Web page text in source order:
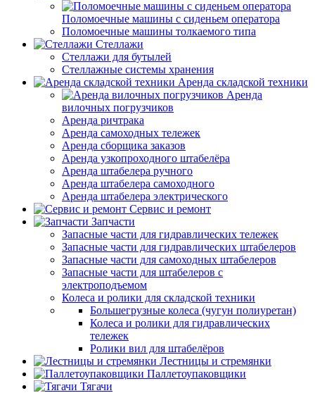
Поломоечные машины с сиденьем оператора
Поломоечные машины толкаемого типа
Стеллажи
Стеллажи для бутылей
Стеллажные системы хранения
Аренда складской техники
Аренда
вилочных погрузчиков
Аренда ричтрака
Аренда самоходных тележек
Аренда сборщика заказов
Аренда узкопроходного штабелёра
Аренда штабелера ручного
Аренда штабелера самоходного
Аренда штабелера электрического
Сервис и ремонт
Запчасти
Запасные части для гидравлических тележек
Запасные части для гидравлических штабелеров
Запасные части для самоходных штабелеров
Запасные части для штабелеров с
электроподъемом
Колеса и ролики для складской техники
Большегрузные колеса (чугун полиуретан)
Колеса и ролики для гидравлических
тележек
Ролики вил для штабелёров
Лестницы и стремянки
Паллетоупаковщики
Тягачи